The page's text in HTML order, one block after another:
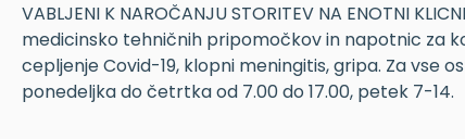
VABLJENI K NAROČANJU STORITEV NA ENOTNI
medicinsko tehničnih pripomočkov in napotnic za
cepljenje Covid-19, klopni meningitis, gripa. Za vse
ponedeljka do četrtka od 7.00 do 17.00, petek 7-14.